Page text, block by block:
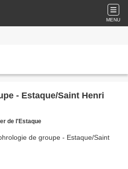
MENU
- Estaque/Saint Henri
de l'Estaque